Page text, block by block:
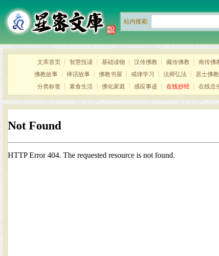
站内搜索:
文库首页 ┊ 智慧悦读 ┊ 基础读物 ┊ 汉传佛教 ┊ 藏传佛教 ┊ 南传佛
佛教故事 ┊ 禅话故事 ┊ 佛教书屋 ┊ 戒律学习 ┊ 法师弘法 ┊ 居士佛教
分类标签 ┊ 素食生活 ┊ 佛化家庭 ┊ 感应事迹 ┊ 在线抄经 ┊ 在线念